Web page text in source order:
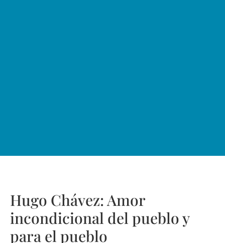
Hugo Chávez: Amor
incondicional del pueblo y
para el pueblo